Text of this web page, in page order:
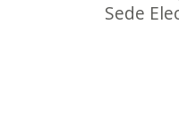
Sede